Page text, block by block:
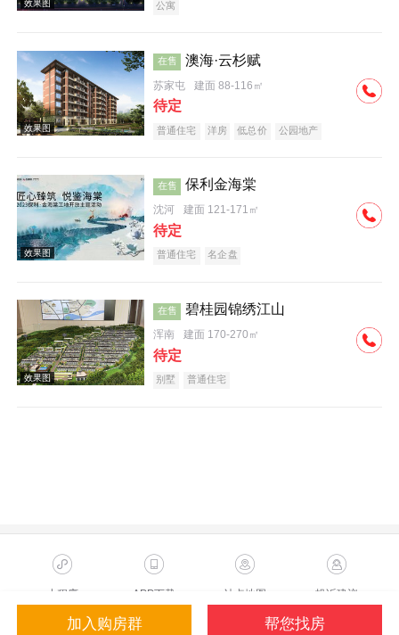
交通图
效果图
施工进度图
公寓
在售 澳海·云杉赋
苏家屯 建面 88-116㎡
待定
普通住宅 洋房 低总价 公园地产
在售 保利金海棠
沈河 建面 121-171㎡
待定
普通住宅 名企盘
在售 碧桂园锦绣江山
浑南 建面 170-270㎡
待定
别墅 普通住宅
加入购房群 帮您找房
小程序 APP下载 站点地图 投诉建议